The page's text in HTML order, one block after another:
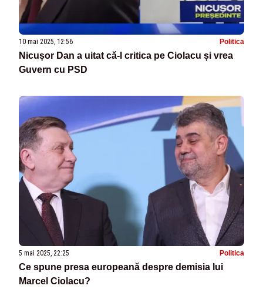
10 mai 2025, 12:56 Politica
Nicușor Dan a uitat că-l critica pe Ciolacu și vrea
Guvern cu PSD
5 mai 2025, 22:25 Politica
Ce spune presa europeană despre demisia lui
Marcel Ciolacu?